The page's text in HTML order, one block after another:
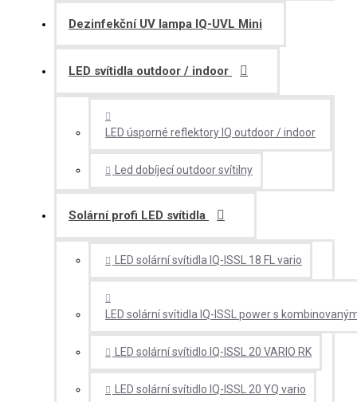
Dezinfekční UV lampa IQ-UVL Mini
LED svítidla outdoor / indoor
LED úsporné reflektory IQ outdoor / indoor
Led dobíjecí outdoor svítilny
Solární profi LED svítidla
LED solární svítidla IQ-ISSL 18 FL vario
LED solární svítidla IQ-ISSL power s
LED solární svítidlo IQ-ISSL 20 VARIO RK
LED solární svítidlo IQ-ISSL 20 YQ vario